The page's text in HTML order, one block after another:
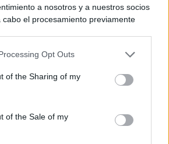
a nosotros y a nuestros socios
cabo el procesamiento previamente
Tenga en cuenta que algún
pero usted tiene el derecho de
Sus preferencias se aplicarán
de nuevo en este sitio web o
de privacidad.
Opt Outs
of the Sharing of my
of the Sale of my